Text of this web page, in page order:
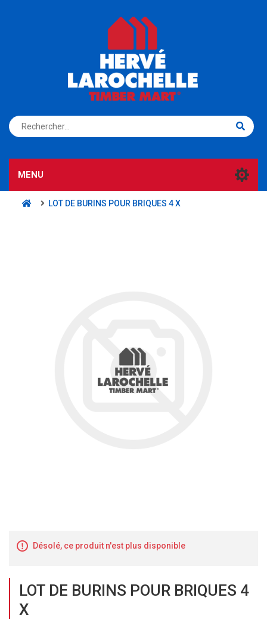
S'ENREGISTRER CONNEXION
MENU
LOT DE BURINS POUR BRIQUES 4 X
Désolé, ce produit n'est plus disponible
LOT DE BURINS POUR BRIQUES 4
X